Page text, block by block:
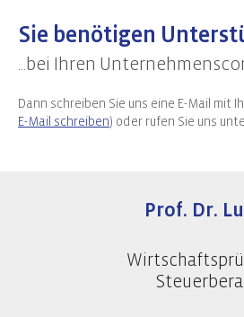
Sie benötigen
...bei Ihren
Dann schreiben Sie uns eine E-Mail mit
E-Mail schreiben) oder rufen Sie uns
Prof. Dr.